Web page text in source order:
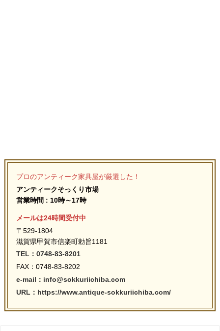
プロのアンティーク家具屋が厳選した！
アンティークそっくり市場
営業時間 : 10時～17時
メールは24時間受付中
〒529-1804
滋賀県甲賀市信楽町勅旨1181
TEL：0748-83-8201
FAX：0748-83-8202
e-mail：info@sokkuriichiba.com
URL：https://www.antique-sokkuriichiba.com/